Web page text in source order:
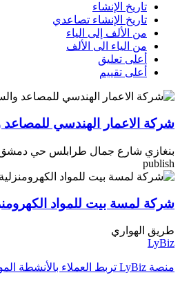
تاريخ الإنشاء
تاريخ الإنشاء تصاعدي
من الألف إلى الياء
من الياء الى الألف
أعلى تعليق
أعلى تقييم
شركة الاعمار الهندسي للمصاعد
بنغازي شارع جمال طرابلس حي
publish
شركة لمسة بيت للمواد
طريق الهواري
LyBiz
منصة LyBiz تربط العملاء بالأنشطة الموثوقة والعروض والسلع والخدمات داخل ليبيا بتجربة سريعة وواضحة.